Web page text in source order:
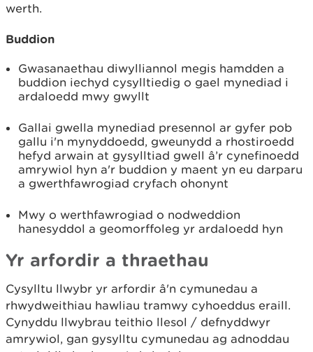
werth.
Buddion
Gwasanaethau diwylliannol megis hamdden a
buddion iechyd cysylltiedig o gael mynediad i
ardaloedd mwy gwyllt
Gallai gwella mynediad presennol ar gyfer pob
gallu i'n mynyddoedd, gweunydd a rhostiroedd
hefyd arwain at gysylltiad gwell â’r cynefinoedd
amrywiol hyn a'r buddion y maent yn eu darparu
a gwerthfawrogiad cryfach ohonynt
Mwy o werthfawrogiad o nodweddion
hanesyddol a geomorffoleg yr ardaloedd hyn
Yr arfordir a thraethau
Cysylltu llwybr yr arfordir â'n cymunedau a
rhwydweithiau hawliau tramwy cyhoeddus eraill.
Cynyddu llwybrau teithio llesol / defnyddwyr
amrywiol, gan gysylltu cymunedau ag adnoddau